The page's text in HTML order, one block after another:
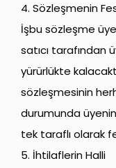
4. Sözleşmenin
İşbu sözleşme
satıcı tarafından
yürürlükte
sözleşmesinin
durumunda
tek taraflı olarak
5. İhtilaflerin Halli